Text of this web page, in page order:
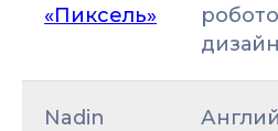
«Пиксель»
дизайн
Nadin